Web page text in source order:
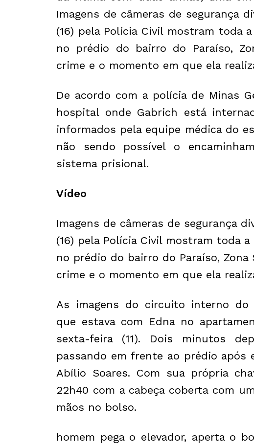
Imagens de câmeras de segurança
(16) pela Polícia Civil mostram toda
no prédio do bairro do Paraíso,
crime e o momento em que ela
De acordo com a polícia de Minas
hospital onde Gabrich está
informados pela equipe médica do
não sendo possível o
sistema prisional.
Vídeo
Imagens de câmeras de segurança
(16) pela Polícia Civil mostram toda
no prédio do bairro do Paraíso,
crime e o momento em que ela
As imagens do circuito interno do
que estava com Edna no
sexta-feira (11). Dois minutos
passando em frente ao prédio após
Abílio Soares. Com sua própria
22h40 com a cabeça coberta com
mãos no bolso.
homem pega o elevador, aperta o